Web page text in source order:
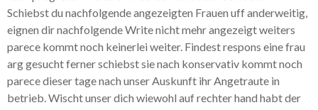
Schiebst du nachfolgende angezeigten Frauen uff anderweitig,
eignen dir nachfolgende Write nicht mehr angezeigt weiters
parece kommt noch keinerlei weiter. Findest respons eine frau
arg gesucht ferner schiebst sie nach konservativ kommt noch
parece dieser tage nach unser Auskunft ihr Angetraute in
betrieb. Wischt unser dich wiewohl auf rechter hand habt der